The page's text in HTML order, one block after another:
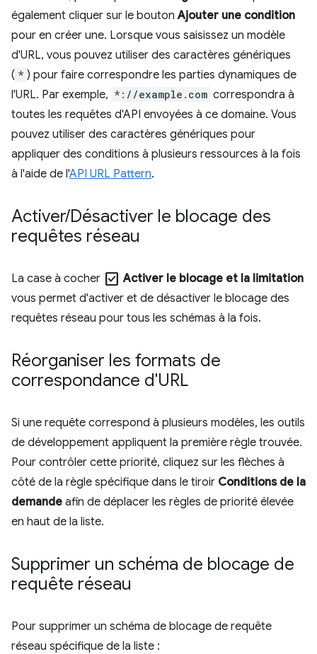
également cliquer sur le boutonAjouter une condition
pour en créer une. Lorsque vous saisissez un modèle
d'URL, vous pouvez utiliser des caractères génériques
( * ) pour faire correspondre les parties dynamiques de
l'URL. Par exemple, *://example.com correspondra à
toutes les requêtes d'API envoyées à ce domaine. Vous
pouvez utiliser des caractères génériques pour
appliquer des conditions à plusieurs ressources à la fois
à l'aide de l'API URL Pattern.
Activer/Désactiver le blocage des
requêtes réseau
La case à cocher check_box Activer le blocage et la limitation
vous permet d'activer et de désactiver le blocage des
requêtes réseau pour tous les schémas à la fois.
Réorganiser les formats de
correspondance d'URL
Si une requête correspond à plusieurs modèles, les outils
de développement appliquent la première règle trouvée.
Pour contrôler cette priorité, cliquez sur les flèches à
côté de la règle spécifique dans le tiroir Conditions de la
demande afin de déplacer les règles de priorité élevée
en haut de la liste.
Supprimer un schéma de blocage de
requête réseau
Pour supprimer un schéma de blocage de requête
réseau spécifique de la liste :